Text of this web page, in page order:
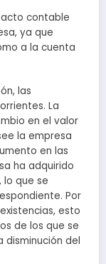
contable
ya que
a la cuenta
las
La
en el valor
la empresa
en las
ha adquirido
lo que se
Por
esto
de los que se
disminución del